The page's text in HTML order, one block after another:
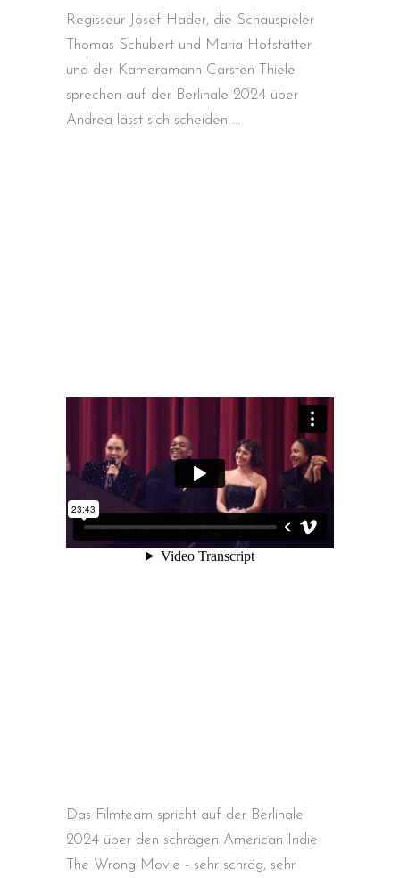
Regisseur Josef Hader, die Schauspieler
Thomas Schubert und Maria Hofstätter
und der Kameramann Carsten Thiele
sprechen auf der Berlinale 2024 über
Andrea lässt sich scheiden.
Das Filmteam spricht auf der Berlinale
2024 über den schrägen American Indie
The Wrong Movie - sehr schräg, sehr